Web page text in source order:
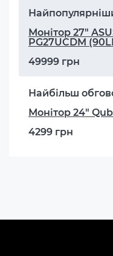
Монітор 27"
PG27UCDM
49999 грн
Найбільш
Монітор 24"
4299 грн